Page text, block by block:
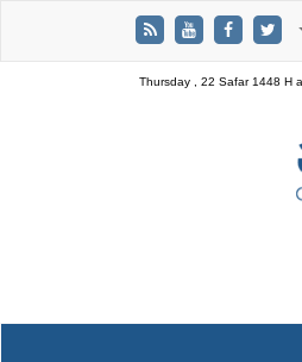
Thursday , 22 Safar 1448 H